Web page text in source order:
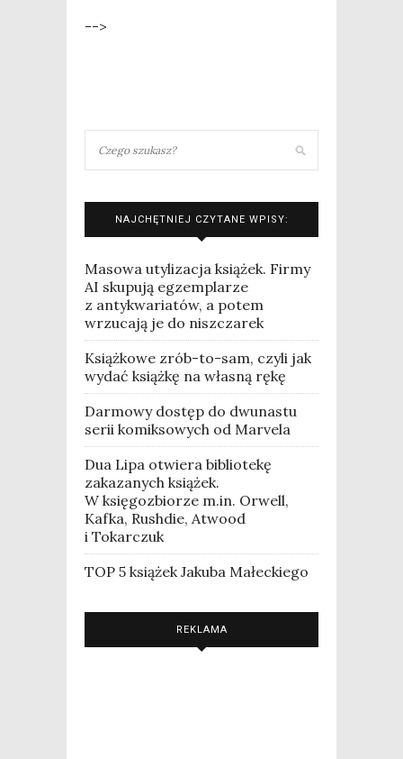
-->
NAJCHĘTNIEJ CZYTANE WPISY:
Masowa utylizacja książek. Firmy
AI skupują egzemplarze
z antykwariatów, a potem
wrzucają je do niszczarek
Książkowe zrób-to-sam, czyli jak
wydać książkę na własną rękę
Darmowy dostęp do dwunastu
serii komiksowych od Marvela
Dua Lipa otwiera bibliotekę
zakazanych książek.
W księgozbiorze m.in. Orwell,
Kafka, Rushdie, Atwood
i Tokarczuk
TOP 5 książek Jakuba Małeckiego
REKLAMA